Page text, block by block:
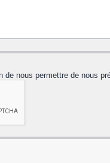
nous permettre de nous